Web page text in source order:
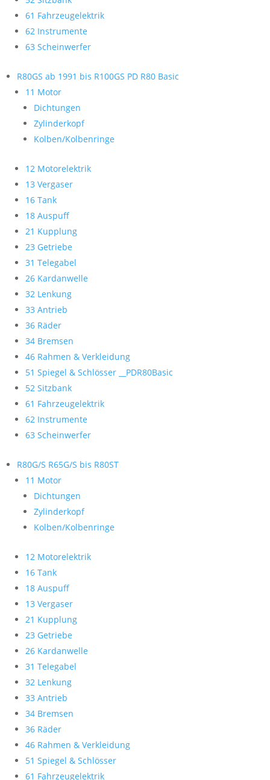
61 Fahrzeugelektrik
62 Instrumente
63 Scheinwerfer
R80GS ab 1991 bis R100GS PD R80 Basic
11 Motor
Dichtungen
Zylinderkopf
Kolben/Kolbenringe
12 Motorelektrik
13 Vergaser
16 Tank
18 Auspuff
21 Kupplung
23 Getriebe
31 Telegabel
26 Kardanwelle
32 Lenkung
33 Antrieb
36 Räder
34 Bremsen
46 Rahmen & Verkleidung
51 Spiegel & Schlösser __PDR80Basic
52 Sitzbank
61 Fahrzeugelektrik
62 Instrumente
63 Scheinwerfer
R80G/S R65G/S bis R80ST
11 Motor
Dichtungen
Zylinderkopf
Kolben/Kolbenringe
12 Motorelektrik
16 Tank
18 Auspuff
13 Vergaser
21 Kupplung
23 Getriebe
26 Kardanwelle
31 Telegabel
32 Lenkung
33 Antrieb
34 Bremsen
36 Räder
46 Rahmen & Verkleidung
51 Spiegel & Schlösser
61 Fahrzeugelektrik